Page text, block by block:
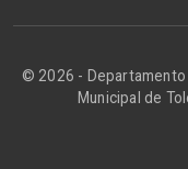
© 2026 - Departamento
Municipal de